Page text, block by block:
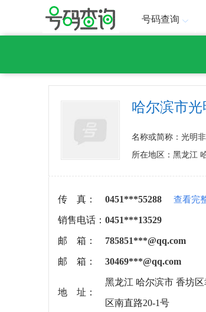
号码查询
哈尔滨市
名称或简称：光明
所在地区：黑龙江
传 真： 0451***55288 查看完
销售电话： 0451***13529
邮 箱： 785851***@qq.com
邮 箱： 30469***@qq.com
地 址：
黑龙江 哈尔滨市 香坊
区南直路20-1号